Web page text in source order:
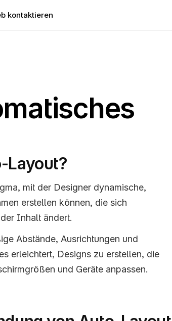
Layout?
mit der Designer dynamische,
erstellen können, die sich
Inhalt ändert.
Abstände, Ausrichtungen und
erleichtert, Designs zu erstellen, die
und Geräte anpassen.
kontaktieren